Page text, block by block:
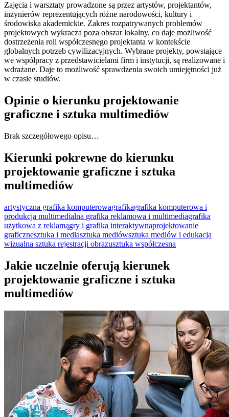
Zajęcia i warsztaty prowadzone są przez artystów, projektantów,
inżynierów reprezentujących różne narodowości, kultury i
środowiska akademickie. Zakres rozpatrywanych problemów
projektowych wykracza poza obszar lokalny, co daje możliwość
dostrzeżenia roli współczesnego projektanta w kontekście
globalnych potrzeb cywilizacyjnych. Wybrane projekty, powstające
we współpracy z przedstawicielami firm i instytucji, są realizowane i
wdrażane. Daje to możliwość sprawdzenia swoich umiejętności już
w czasie studiów.
Opinie o kierunku projektowanie
graficzne i sztuka multimediów
Brak szczegółowego opisu…
Kierunki pokrewne do kierunku
projektowanie graficzne i sztuka
multimediów
artystyczna grafika komputerowagrafikagrafika komputerowa i
produkcja multimedialna grafika reklamowa i multimediagrafika
użytkowa z reklamągry i grafika interaktywnaprojektowanie
graficznesztuka i mediasztuka mediówsztuka mediów i edukacja
wizualna sztuka rejestracji obrazusztuka współczesna
Jakie uczelnie oferują kierunek
projektowanie graficzne i sztuka
multimediów